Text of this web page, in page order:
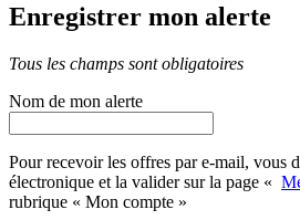
Enregistrer mon alerte
Tous les champs sont obligatoires
Nom de mon alerte
Pour recevoir les offres par e-mail, vous
électronique et la valider sur la page «
rubrique « Mon compte »